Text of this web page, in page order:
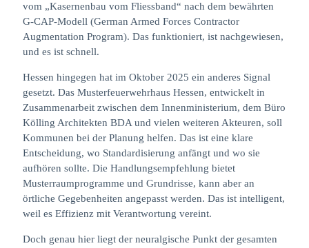
vom „Kasernenbau vom Fliessband“ nach dem bewährten
G-CAP-Modell (German Armed Forces Contractor
Augmentation Program). Das funktioniert, ist nachgewiesen,
und es ist schnell.
Hessen hingegen hat im Oktober 2025 ein anderes Signal
gesetzt. Das Musterfeuerwehrhaus Hessen, entwickelt in
Zusammenarbeit zwischen dem Innenministerium, dem Büro
Kölling Architekten BDA und vielen weiteren Akteuren, soll
Kommunen bei der Planung helfen. Das ist eine klare
Entscheidung, wo Standardisierung anfängt und wo sie
aufhören sollte. Die Handlungsempfehlung bietet
Musterraumprogramme und Grundrisse, kann aber an
örtliche Gegebenheiten angepasst werden. Das ist intelligent,
weil es Effizienz mit Verantwortung vereint.
Doch genau hier liegt der neuralgische Punkt der gesamten